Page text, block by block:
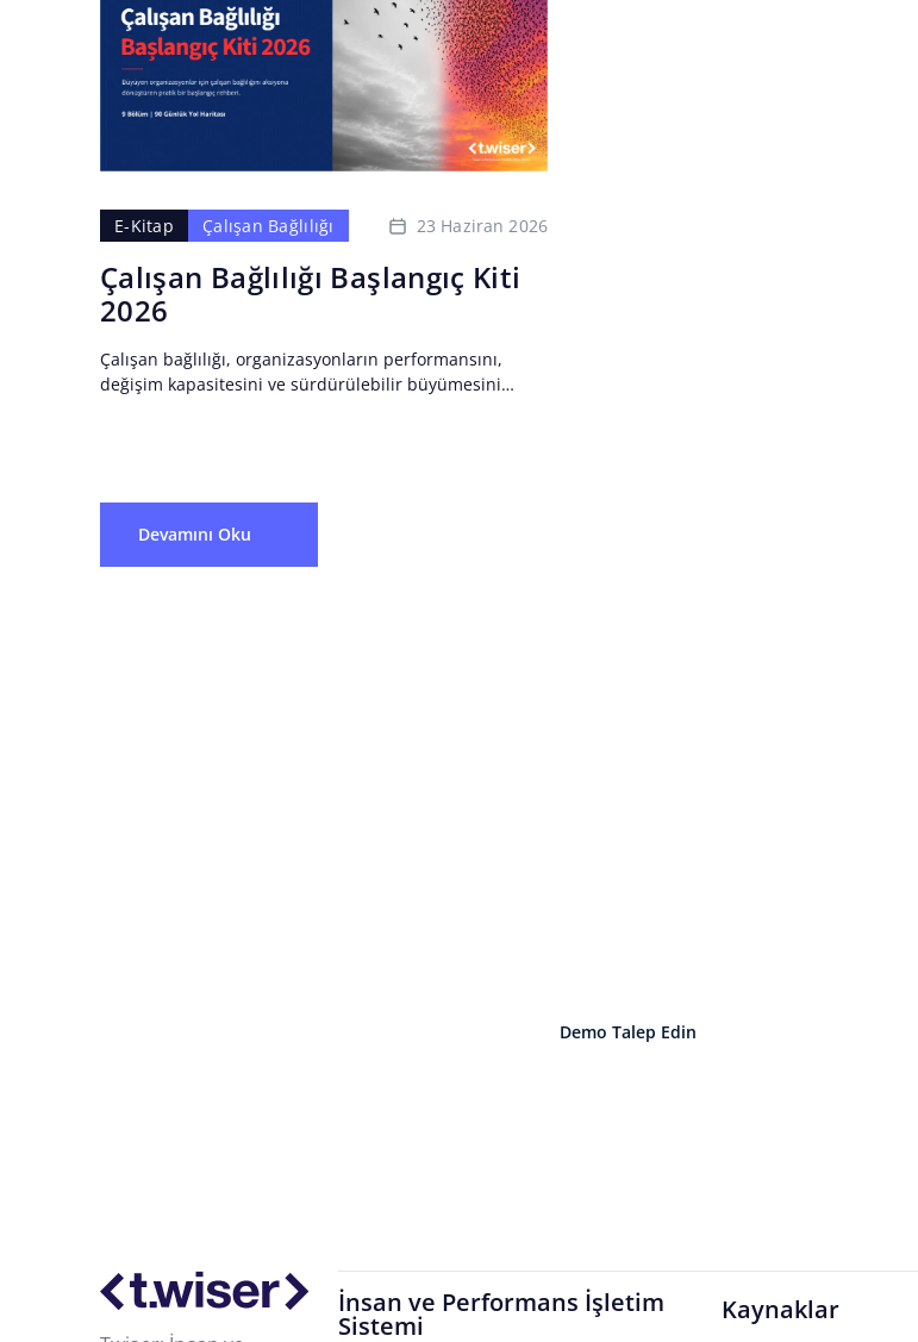
E-Kitap Çalışan Bağlılığı 23 Haziran 2026
Çalışan Bağlılığı Başlangıç Kiti
2026
Çalışan bağlılığı, organizasyonların performansını,
değişim kapasitesini ve sürdürülebilir büyümesini
Devamını Oku
Demo Talep Edin
İnsan ve Performans İşletim
Sistemi
Kaynaklar